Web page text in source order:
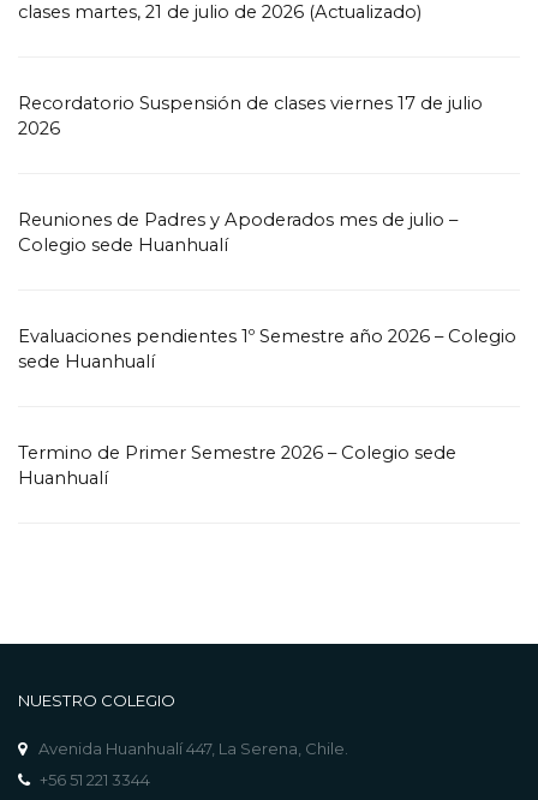
clases martes, 21 de julio de 2026 (Actualizado)
Recordatorio Suspensión de clases viernes 17 de julio
2026
Reuniones de Padres y Apoderados mes de julio –
Colegio sede Huanhualí
Evaluaciones pendientes 1º Semestre año 2026 – Colegio
sede Huanhualí
Termino de Primer Semestre 2026 – Colegio sede
Huanhualí
NUESTRO COLEGIO
Avenida Huanhualí 447, La Serena, Chile.
+56 51 221 3344